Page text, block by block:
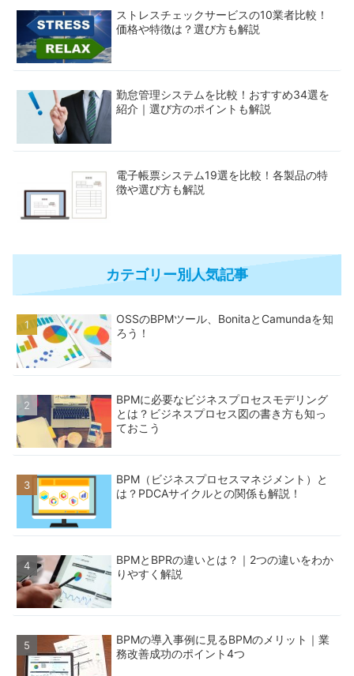
ストレスチェックサービスの10業者比較！
価格や特徴は？選び方も解説
勤怠管理システムを比較！おすすめ34選を
紹介｜選び方のポイントも解説
電子帳票システム19選を比較！各製品の特
徴や選び方も解説
カテゴリー別人気記事
OSSのBPMツール、BonitaとCamundaを知
ろう！
BPMに必要なビジネスプロセスモデリング
とは？ビジネスプロセス図の書き方も知っ
ておこう
BPM（ビジネスプロセスマネジメント）と
は？PDCAサイクルとの関係も解説！
BPMとBPRの違いとは？｜2つの違いをわか
りやすく解説
BPMの導入事例に見るBPMのメリット｜業
務改善成功のポイント4つ